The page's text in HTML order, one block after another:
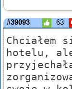
#39093 63
Chciałem
hotelu,